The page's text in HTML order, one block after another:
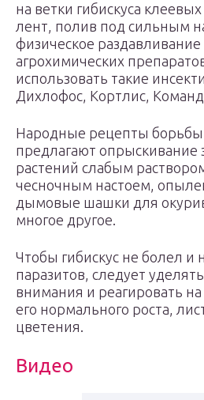
на ветки гибискуса
лент, полив под сильным
физическое
агрохимических
использовать такие
Дихлофос, Кортлис,
Народные рецепты борьбы
предлагают опрыскивание
растений слабым
чесночным настоем,
дымовые шашки для
многое другое.
Чтобы гибискус не болел и
паразитов, следует
внимания и реагировать
его нормального роста,
цветения.
Видео